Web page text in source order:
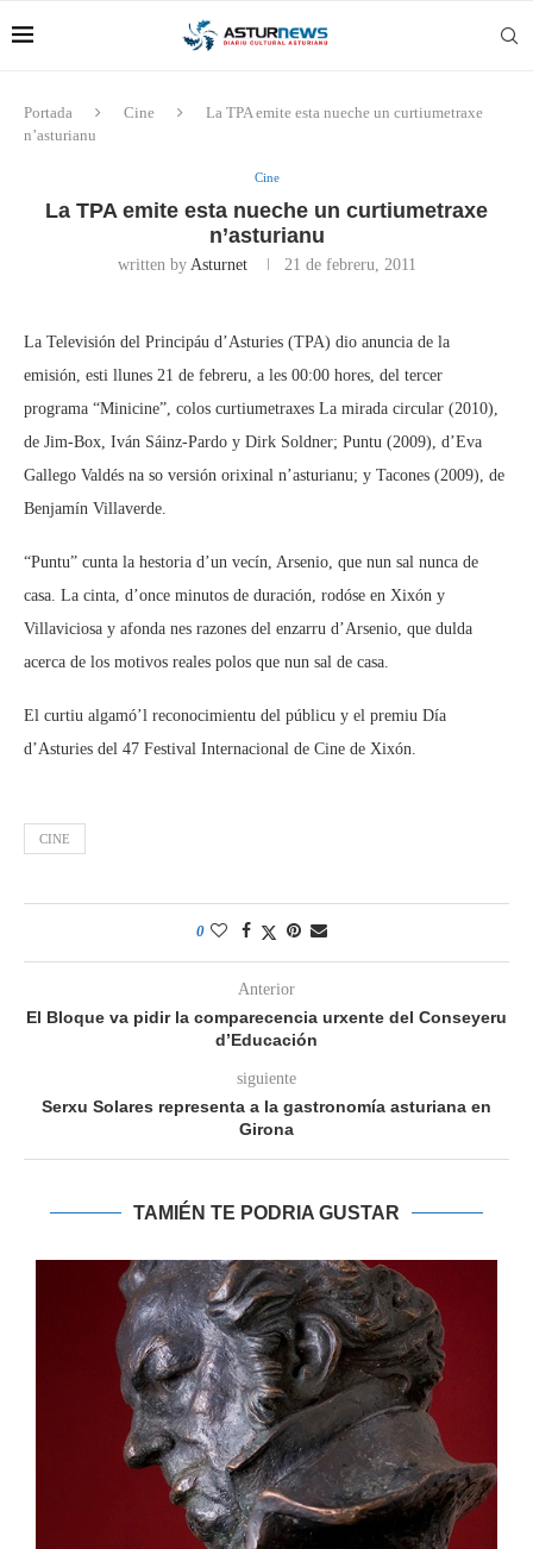
Portada Cine
La TPA emite esta nueche un curtiumetraxe
n’asturianu
Cine
La TPA emite esta nueche un curtiumetraxe
n’asturianu
written by Asturnet 21 de febreru, 2011
La Televisión del Principáu d’Asturies (TPA) dio anuncia de la
emisión, esti llunes 21 de febreru, a les 00:00 hores, del tercer
programa “Minicine”, colos curtiumetraxes La mirada circular (2010),
de Jim-Box, Iván Sáinz-Pardo y Dirk Soldner; Puntu (2009), d’Eva
Gallego Valdés na so versión orixinal n’asturianu; y Tacones (2009), de
Benjamín Villaverde.
“Puntu” cunta la hestoria d’un vecín, Arsenio, que nun sal nunca de
casa. La cinta, d’once minutos de duración, rodóse en Xixón y
Villaviciosa y afonda nes razones del enzarru d’Arsenio, que dulda
acerca de los motivos reales polos que nun sal de casa.
El curtiu algamó’l reconocimientu del públicu y el premiu Día
d’Asturies del 47 Festival Internacional de Cine de Xixón.
CINE
0
Anterior
El Bloque va pidir la comparecencia urxente del Conseyeru
d’Educación
siguiente
Serxu Solares representa a la gastronomía asturiana en
Girona
TAMIÉN TE PODRIA GUSTAR